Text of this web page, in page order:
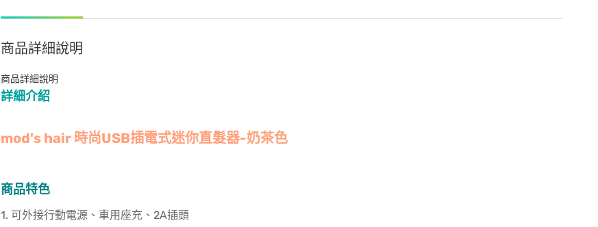
商品詳細說明
商品詳細說明
詳細介紹
mod's hair 時尚USB插電式迷你直髮器-奶茶色
商品特色
1. 可外接行動電源、車用座充、2A插頭